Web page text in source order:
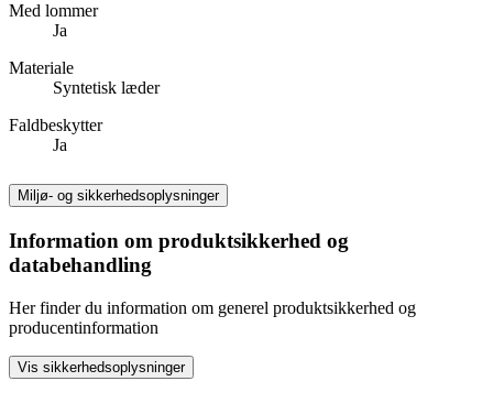
Med lommer
Ja
Materiale
Syntetisk læder
Faldbeskytter
Ja
Miljø- og sikkerhedsoplysninger
Information om produktsikkerhed og
databehandling
Her finder du information om generel produktsikkerhed og
producentinformation
Vis sikkerhedsoplysninger